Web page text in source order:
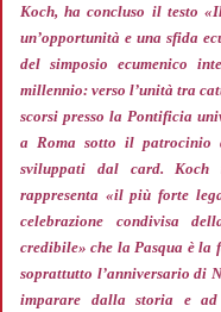
Koch, ha concluso il testo
un’opportunità e una sfida
del simposio ecumenico
millennio: verso l’unità tra
scorsi presso la Pontificia
a Roma sotto il patrocinio
sviluppati dal card. Koch
rappresenta «il più forte
celebrazione condivisa
credibile»che la Pasqua è la
soprattutto l’anniversario di
imparare dalla storia e ad